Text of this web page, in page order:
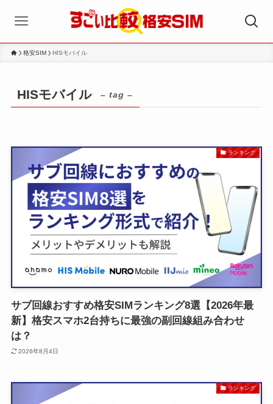
格安SIM HISモバイル
HISモバイル – tag –
ランキング
サブ回線おすすめ格安SIMランキング8選【2026年最
新】格安スマホ2台持ちに最強の副回線組み合わせ
は？
2026年8月4日
ランキング